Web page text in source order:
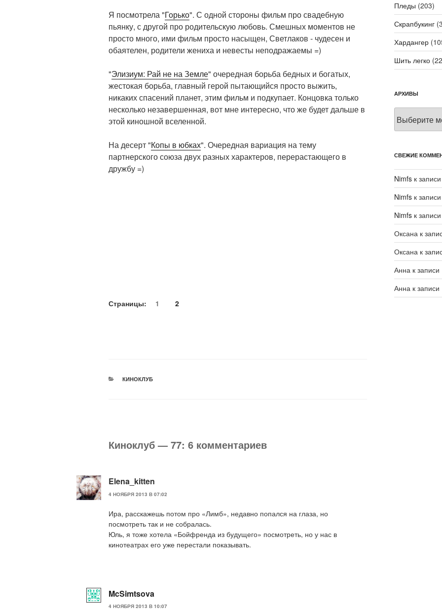
Я посмотрела "Горько". С одной стороны фильм про свадебную
пьянку, с другой про родительскую любовь. Смешных моментов не
просто много, ими фильм просто насыщен, Светлаков - чудесен и
обаятелен, родители жениха и невесты неподражаемы =)
"Элизиум: Рай не на Земле" очередная борьба бедных и богатых,
жестокая борьба, главный герой пытающийся просто выжить,
никаких спасений планет, этим фильм и подкупает. Концовка только
несколько незавершенная, вот мне интересно, что же будет дальше в
этой киношной вселенной.
На десерт "Копы в юбках". Очередная вариация на тему
партнерского союза двух разных характеров, перерастающего в
дружбу =)
Страницы: 1 2
РУБРИКИ
КИНОКЛУБ
Киноклуб — 77: 6 комментариев
Elena_kitten
4 НОЯБРЯ 2013 В 07:02
Ира, расскажешь потом про «Лимб», недавно попался на глаза, но
посмотреть так и не собралась.
Юль, я тоже хотела «Бойфренда из будущего» посмотреть, но у нас в
кинотеатрах его уже перестали показывать.
McSimtsova
4 НОЯБРЯ 2013 В 10:07
Пледы (203)
Скрапбукинг
Хардангер
Шить легко
АРХИВЫ
СВЕЖИЕ
Nimfsк
Nimfsк
Nimfsк
Оксанак
Оксанак
Аннак записи
Аннак записи